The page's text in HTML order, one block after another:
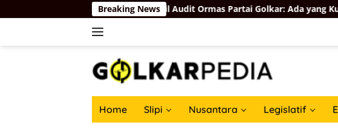
to
Breaking News
Fahd Arafiq Ungkap Hasil Audit Ormas Partai Golkar: Ada yang Kuat, Ada yang
Home Slipi Nusantara Legislatif